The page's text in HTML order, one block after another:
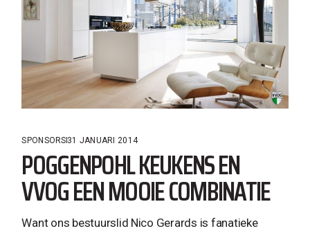
SPONSORS 31 JANUARI 2014
POGGENPOHL KEUKENS EN
VVOG EEN MOOIE COMBINATIE
Want ons bestuurslid Nico Gerards is fanatieke